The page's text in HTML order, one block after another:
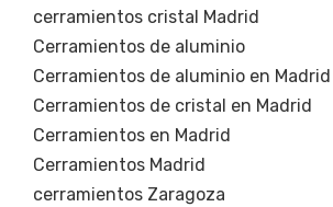
cerramientos cristal Madrid
Cerramientos de aluminio
Cerramientos de aluminio en Madrid
Cerramientos de cristal en Madrid
Cerramientos en Madrid
Cerramientos Madrid
cerramientos Zaragoza